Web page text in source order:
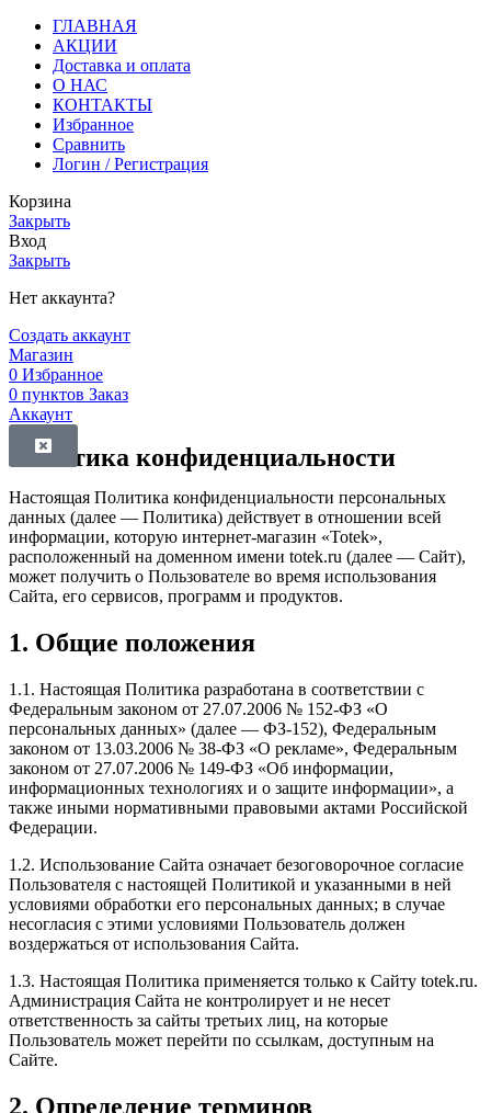
ГЛАВНАЯ
АКЦИИ
Доставка и оплата
О НАС
КОНТАКТЫ
Избранное
Сравнить
Логин / Регистрация
Корзина
Закрыть
Вход
Закрыть
Нет аккаунта?
Создать аккаунт
Магазин
0 Избранное
0 пунктов Заказ
Аккаунт
Политика конфиденциальности
Настоящая Политика конфиденциальности персональных
данных (далее — Политика) действует в отношении всей
информации, которую интернет-магазин «Totek»,
расположенный на доменном имени totek.ru (далее — Сайт),
может получить о Пользователе во время использования
Сайта, его сервисов, программ и продуктов.
1. Общие положения
1.1. Настоящая Политика разработана в соответствии с
Федеральным законом от 27.07.2006 № 152-ФЗ «О
персональных данных» (далее — ФЗ-152), Федеральным
законом от 13.03.2006 № 38-ФЗ «О рекламе», Федеральным
законом от 27.07.2006 № 149-ФЗ «Об информации,
информационных технологиях и о защите информации», а
также иными нормативными правовыми актами Российской
Федерации.
1.2. Использование Сайта означает безоговорочное согласие
Пользователя с настоящей Политикой и указанными в ней
условиями обработки его персональных данных; в случае
несогласия с этими условиями Пользователь должен
воздержаться от использования Сайта.
1.3. Настоящая Политика применяется только к Сайту totek.ru.
Администрация Сайта не контролирует и не несет
ответственность за сайты третьих лиц, на которые
Пользователь может перейти по ссылкам, доступным на
Сайте.
2. Определение терминов